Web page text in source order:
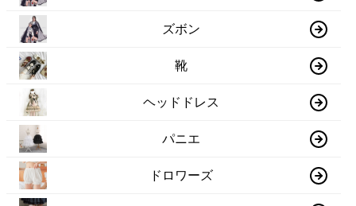
ズボン
靴
ヘッドドレス
パニエ
ドロワーズ